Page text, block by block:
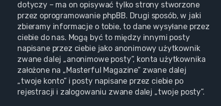
dotyczy – ma on opisywać tylko strony stworzone
przez oprogramowanie phpBB. Drugi sposób, w jaki
zbieramy informacje o tobie, to dane wysyłane przez
ciebie do nas. Mogą być to między innymi posty
napisane przez ciebie jako anonimowy użytkownik
zwane dalej „anonimowe posty”, konta użytkownika
założone na „Masterful Magazine” zwane dalej
„twoje konto” i posty napisane przez ciebie po
rejestracji i zalogowaniu zwane dalej „twoje posty”.